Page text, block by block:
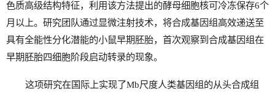
色质高级结构特征，利用该方法提出的酵母细胞核可冷冻保存6个
月以上。研究团队通过显微注射技术，将合成基因组高效递送至
具有全能性分化潜能的小鼠早期胚胎，首次观察到合成基因组在
早期胚胎四细胞阶段启动转录的现象。
这项研究在国际上实现了Mb尺度人类基因组的从头合成组